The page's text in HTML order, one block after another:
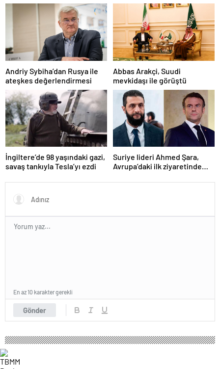
Andriy Sybiha’dan Rusya ile
ateşkes değerlendirmesi
Abbas Arakçi, Suudi
mevkidaşı ile görüştü
İngiltere’de 98 yaşındaki gazi,
savaş tankıyla Tesla’yı ezdi
Suriye lideri Ahmed Şara,
Avrupa’daki ilk ziyaretinde
Gönder
En az 10 karakter gerekli